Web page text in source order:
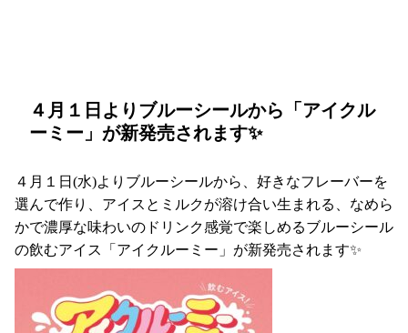
４月１日よりブルーシールから「アイクル
ーミー」が新発売されます✨
４月１日(水)よりブルーシールから、好きなフレーバーを
選んで作り、アイスとミルクが溶け合い生まれる、なめら
かで濃厚な味わいのドリンク感覚で楽しめるブルーシール
の飲むアイス「アイクルーミー」が新発売されます✨